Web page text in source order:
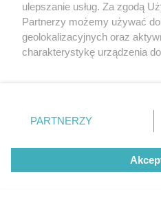
ulepszanie usług. Za zgodą
Partnerzy możemy używać
geolokalizacyjnych oraz
charakterystykę urządzenia
zmienić/wycofać klikając
znajdujący się w lewym
rodzaje przetwarzania danych
użytkownika, ale masz prawo
przetwarzaniu. Preferencje
PARTNERZY